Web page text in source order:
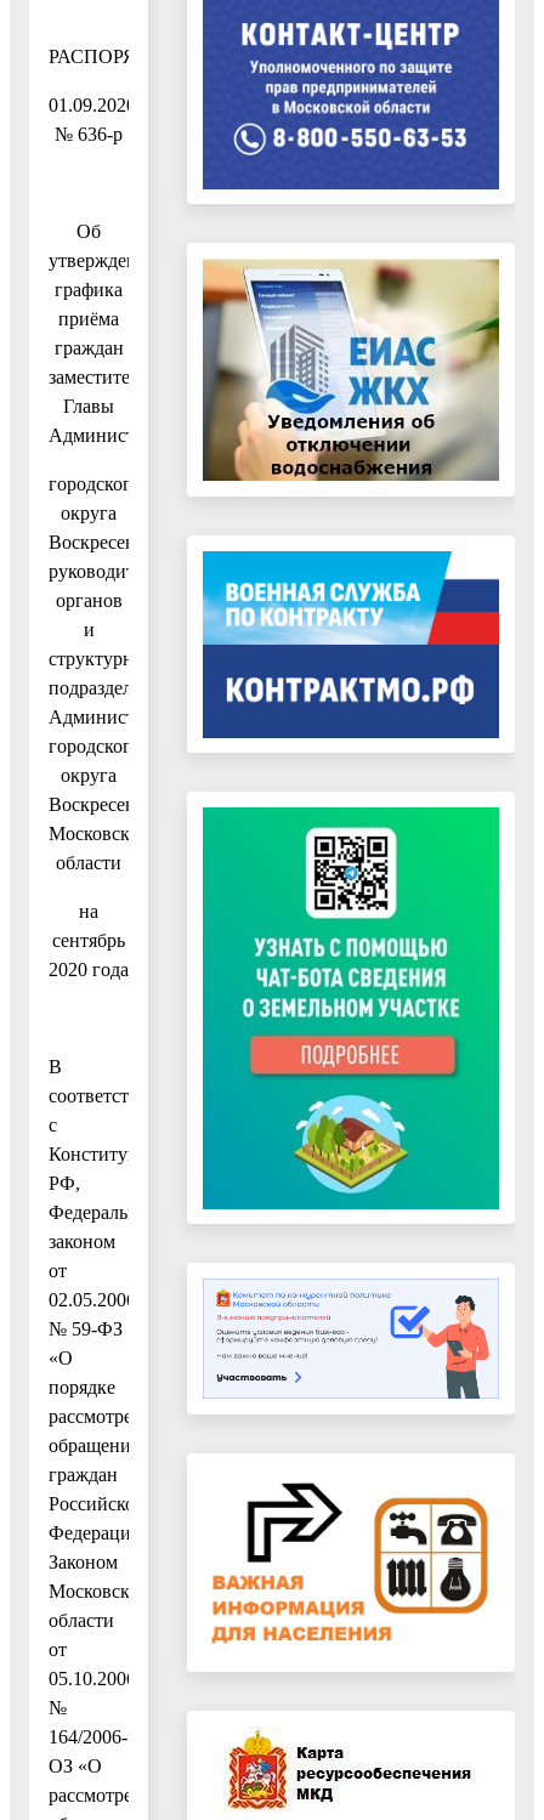
РАСПОРЯЖЕНИЕ
01.09.2020
№ 636-р
Об
утверждении
графика
приёма
граждан
заместителями
Главы
Администрации
городского
округа
Воскресенск,
руководителями
органов
и
структурных
подразделений
Администрации
городского
округа
Воскресенск
Московской
области
на
сентябрь
2020 года
В
соответствии
с
Конституцией
РФ,
Федеральным
законом
от
02.05.2006
№ 59-ФЗ
«О
порядке
рассмотрения
обращений
граждан
Российской
Федерации»,
Законом
Московской
области
от
05.10.2006
№
164/2006-
ОЗ «О
рассмотрении